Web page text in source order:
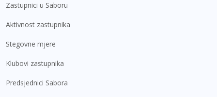
Zastupnici u Saboru
Aktivnost zastupnika
Stegovne mjere
Klubovi zastupnika
Predsjednici Sabora